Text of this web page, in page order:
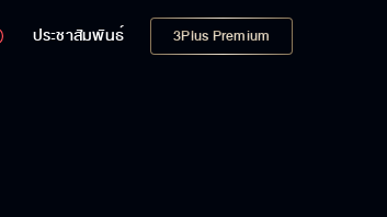
ประชาสัมพันธ์ 3Plus Premium